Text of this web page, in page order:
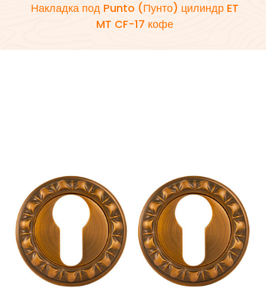
Накладка под Punto (Пунто) цилиндр ET
MT CF-17 кофе